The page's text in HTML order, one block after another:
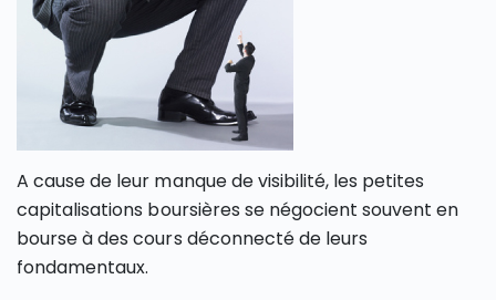
A cause de leur manque de visibilité, les petites
capitalisations boursières se négocient souvent en
bourse à des cours déconnecté de leurs
fondamentaux.